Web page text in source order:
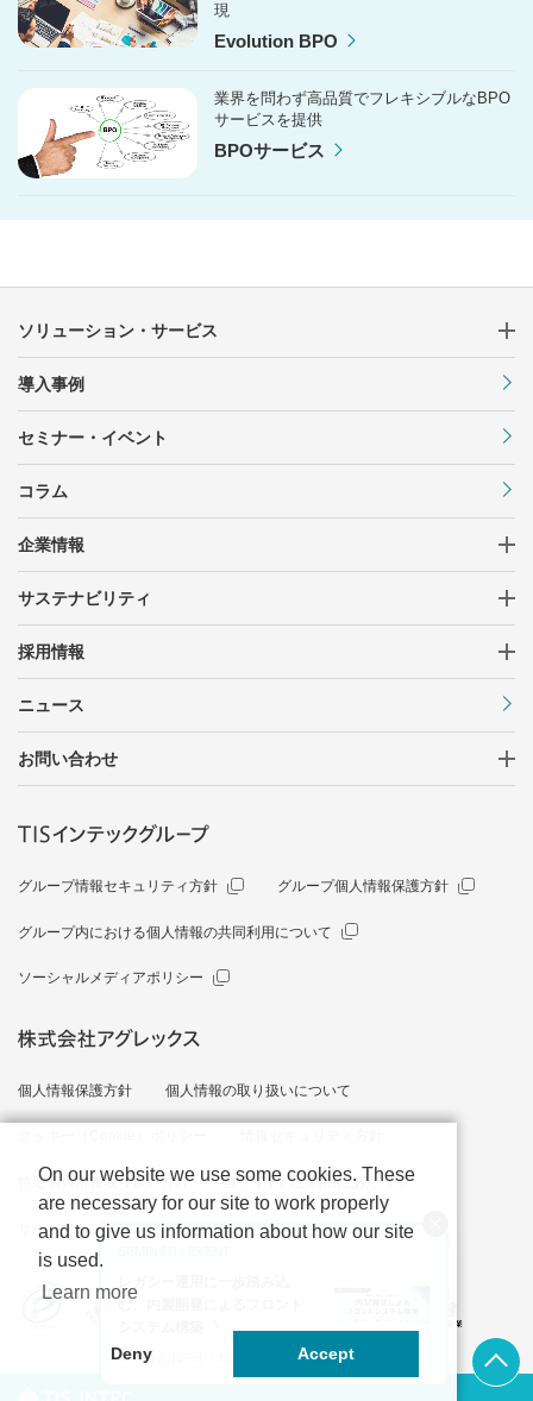
現
Evolution BPO
業界を問わず高品質でフレキシブルなBPO
サービスを提供
BPOサービス
2026年8月27日（木）14:00～14:50
ソリューション・サービス
導入事例
セミナー・イベント
コラム
企業情報
サステナビリティ
採用情報
ニュース
お問い合わせ
グループ情報セキュリティ方針 グループ個人情報保護方針
グループ内における個人情報の共同利用について
ソーシャルメディアポリシー
個人情報保護方針 個人情報の取り扱いについて
特定個人情報取り扱い方針 当サイトのご利用にあたって
サイトマップ
On our website we use some cookies. These
are necessary for our site to work properly
and to give us information about how our site
is used.
Learn more
Deny Accept